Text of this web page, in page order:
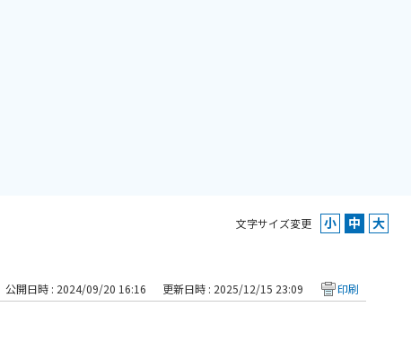
文字サイズ変更
公開日時 : 2024/09/20 16:16 更新日時 : 2025/12/15 23:09 印刷